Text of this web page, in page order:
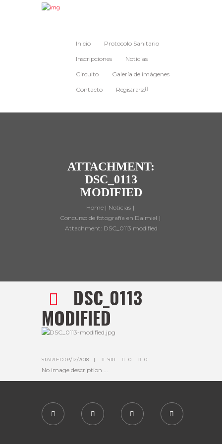
Inicio Protocolo Sanitario
Inscripciones Noticias
Circuito Galería de imágenes
Contacto Registrarse
ATTACHMENT:
DSC_0113
MODIFIED
Home
Noticias
Concurso de fotografía en Daimiel
Attachment: DSC_0113 modified
DSC_0113
MODIFIED
STARTED 03/12/2018 910 0 0
No image description ...